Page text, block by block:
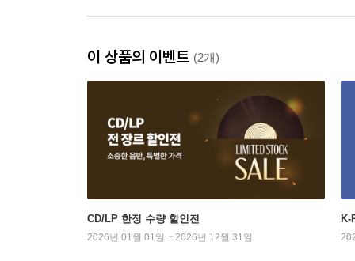
이 상품의 이벤트 (2개)
CD/LP 한정 수량 할인전
2026년 01월 01일 ~ 2026년 12월 31일
K-